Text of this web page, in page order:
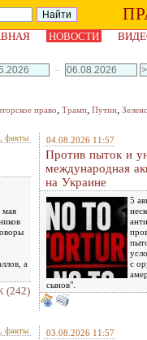
НОВОСТИ
–
право, Трамп, Путин,
факты
мая
а
(242)
04.08.2026 11:57
Против пыток и
международная
на Украине
5
с
сынов".
факты 03.08.2026 11:57